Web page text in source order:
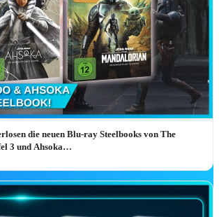
Disney Pins August 2026: Alle
Paris Neuheiten
Disney Pin Neuheiten August 2026: alle
aus Disneyland Paris, Disneyland Resort & Walt
Disney World – mit…
die neuen Blu-ray Steelbooks von The
3 und Ahsoka…